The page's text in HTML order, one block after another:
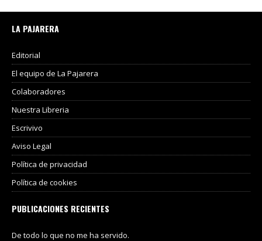
LA PAJARERA
Editorial
El equipo de La Pajarera
Colaboradores
Nuestra Libreria
Escrivivo
Aviso Legal
Política de privacidad
Política de cookies
PUBLICACIONES RECIENTES
De todo lo que no me ha servido.